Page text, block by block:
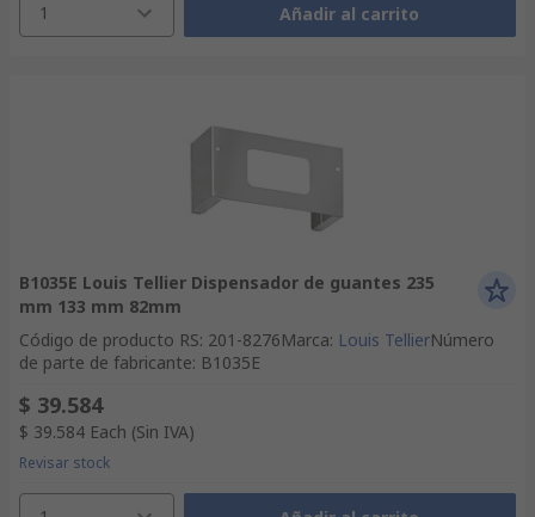
1 Añadir al carrito
B1035E Louis Tellier Dispensador de guantes 235
mm 133 mm 82mm
Código de producto RS: 201-8276Marca: Louis TellierNúmero
de parte de fabricante: B1035E
$ 39.584
$ 39.584 Each (Sin IVA)
Revisar stock